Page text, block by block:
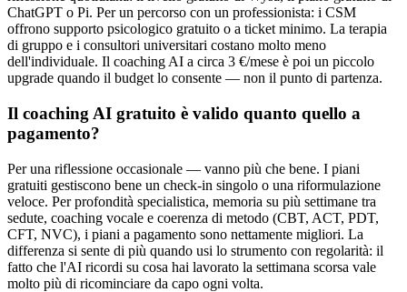
ChatGPT o Pi. Per un percorso con un professionista: i CSM
offrono supporto psicologico gratuito o a ticket minimo. La terapia
di gruppo e i consultori universitari costano molto meno
dell'individuale. Il coaching AI a circa 3 €/mese è poi un piccolo
upgrade quando il budget lo consente — non il punto di partenza.
Il coaching AI gratuito è valido quanto quello a
pagamento?
Per una riflessione occasionale — vanno più che bene. I piani
gratuiti gestiscono bene un check-in singolo o una riformulazione
veloce. Per profondità specialistica, memoria su più settimane tra
sedute, coaching vocale e coerenza di metodo (CBT, ACT, PDT,
CFT, NVC), i piani a pagamento sono nettamente migliori. La
differenza si sente di più quando usi lo strumento con regolarità: il
fatto che l'AI ricordi su cosa hai lavorato la settimana scorsa vale
molto più di ricominciare da capo ogni volta.